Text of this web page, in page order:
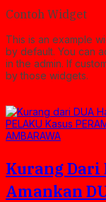
Contoh Widget
This is an example
by default. You can
in the admin. If
by those widgets.
Kurang Dari
Amankan